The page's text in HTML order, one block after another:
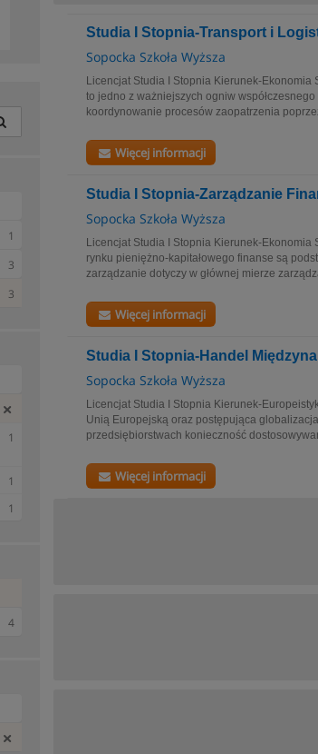
Studia I Stopnia-Transport i
Sopocka Szkoła Wyższa
Licencjat Studia I Stopnia Kierunek-
to jedno z ważniejszych ogniw
koordynowanie procesów zaopatrzenia
Więcej informacji
Studia I Stopnia-Zarządzanie
Sopocka Szkoła Wyższa
Licencjat Studia I Stopnia Kierunek-
rynku pieniężno-kapitałowego finanse są
zarządzanie dotyczy w głównej mierze
Więcej informacji
Studia I Stopnia-Handel
Sopocka Szkoła Wyższa
Licencjat Studia I Stopnia Kierunek-
Unią Europejską oraz postępująca
przedsiębiorstwach konieczność
Więcej informacji
1
3
3
1
1
1
4